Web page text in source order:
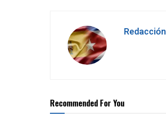
Redacción
Recommended For You